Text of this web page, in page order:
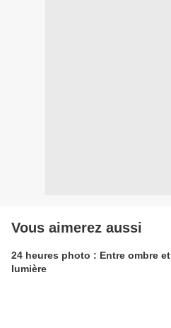
Vous aimerez aussi
24 heures photo : Entre ombre et
lumière